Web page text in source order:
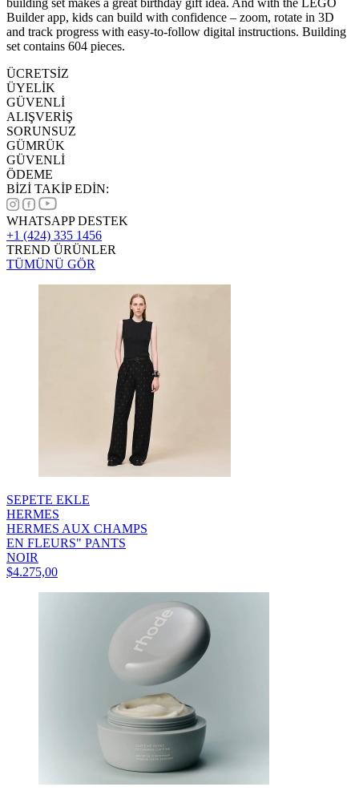
Builder app, kids can build with confidence – zoom, rotate in 3D
and track progress with easy-to-follow digital instructions. Building
set contains 604 pieces.
ÜCRETSİZ
ÜYELİK
GÜVENLİ
ALIŞVERİŞ
SORUNSUZ
GÜMRÜK
GÜVENLİ
ÖDEME
BİZİ TAKİP EDİN:
WHATSAPP DESTEK
+1 (424) 335 1456
TREND ÜRÜNLER
TÜMÜNÜ GÖR
SEPETE EKLE
HERMES
HERMES AUX CHAMPS
EN FLEURS" PANTS
NOIR
$4.275,00